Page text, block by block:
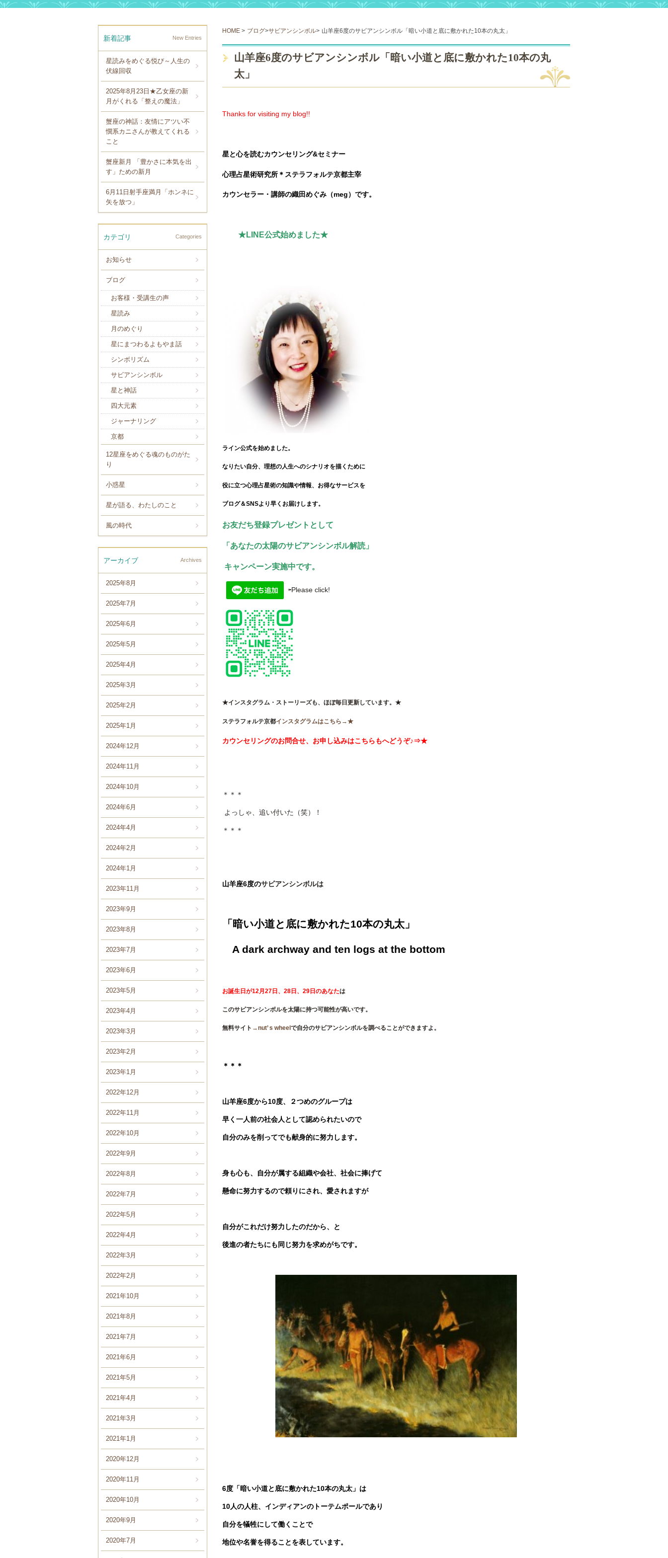
新着記事 New Entries
星読みをめぐる悦び～人生の
伏線回収
2025年8月23日★乙女座の新
月がくれる「整えの魔法」
蟹座の神話：友情にアツい不
憫系カニさんが教えてくれる
こと
蟹座新月 「豊かさに本気を出
す」ための新月
6月11日射手座満月「ホンネに
矢を放つ」
カテゴリ Categories
お知らせ
ブログ
お客様・受講生の声
星読み
月のめぐり
星にまつわるよもやま話
シンボリズム
サビアンシンボル
星と神話
四大元素
ジャーナリング
京都
12星座をめぐる魂のものがた
り
小惑星
星が語る、わたしのこと
風の時代
アーカイブ Archives
2025年8月
2025年7月
2025年6月
2025年5月
2025年4月
2025年3月
2025年2月
2025年1月
2024年12月
2024年11月
2024年10月
2024年6月
2024年4月
2024年2月
2024年1月
2023年11月
2023年9月
2023年8月
2023年7月
2023年6月
2023年5月
2023年4月
2023年3月
2023年2月
2023年1月
2022年12月
2022年11月
2022年10月
2022年9月
2022年8月
2022年7月
2022年5月
2022年4月
2022年3月
2022年2月
2021年10月
2021年8月
2021年7月
2021年6月
2021年5月
2021年4月
2021年3月
2021年1月
2020年12月
2020年11月
2020年10月
2020年9月
2020年7月
HOME > ブログ>サビアンシンボル> 山羊座6度のサビアンシンボル「暗い小道と底に敷かれた10本の丸太」
山羊座6度のサビアンシンボル「暗い小道と底に敷かれた10本の丸
太」
Thanks for visiting my blog!!
星と心を読むカウンセリング&セミナー
心理占星術研究所＊ステラフォルテ京都主宰
カウンセラー・講師の織田めぐみ（meg）です。
★LINE公式始めました★
ライン公式を始めました。
なりたい自分、理想の人生へのシナリオを描くために
役に立つ心理占星術の知識や情報、お得なサービスを
ブログ＆SNSより早くお届けします。
お友だち登録プレゼントとして
「あなたの太陽のサビアンシンボル解読」
キャンペーン実施中です。
⇦Please click!
★インスタグラム・ストーリーズも、ほぼ毎日更新しています。★
ステラフォルテ京都インスタグラムはこちら→★
カウンセリングのお問合せ、お申し込みはこちらもへどうぞ♪⇒★
＊＊＊
よっしゃ、追い付いた（笑）！
＊＊＊
山羊座6度のサビアンシンボルは
「暗い小道と底に敷かれた10本の丸太」
A dark archway and ten logs at the bottom
お誕生日が12 月27日、28日、29日のあなたは
このサビアンシンボルを太陽に持つ可能性が高いです。
無料サイト →nut’ s wheel で自分のサビアンシンボルを調べることができますよ。
＊＊＊
山羊座6度から10度、２つめのグループは
早く一人前の社会人として認められたいので
自分のみを削ってでも献身的に努力します。
身も心も、自分が属する組織や会社、社会に捧げて
懸命に努力するので頼りにされ、愛されますが
自分がこれだけ努力したのだから、と
後進の者たちにも同じ努力を求めがちです。
6度「暗い小道と底に敷かれた10本の丸太」は
10人の人柱、インディアンのトーテムポールであり
自分を犠牲にして働くことで
地位や名誉を得ることを表しています。